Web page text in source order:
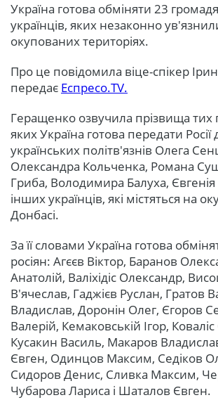
Україна готова обміняти 23
українців, яких незаконно
окупованих територіях.
Про це повідомила віце-спікер
передає Еспресо.TV.
Геращенко озвучила прізвища тих
яких Україна готова передати
українських політв'язнів Олега
Олександра Кольченка, Романа
Гриба, Володимира Балуха,
інших українців, які містяться на
Донбасі.
За її словами Україна готова
росіян: Агєєв Віктор, Баранов
Анатолій, Валіхідіс Олександр,
В'ячеслав, Гаджієв Руслан, Гратов
Владислав, Доронін Олег, Єгоров
Валерій, Кемаковській Ігор,
Кусакин Василь, Макаров
Євген, Одинцов Максим, Седіков
Сидоров Денис, Сливка Максим,
Чубарова Лариса і Шаталов Євген.